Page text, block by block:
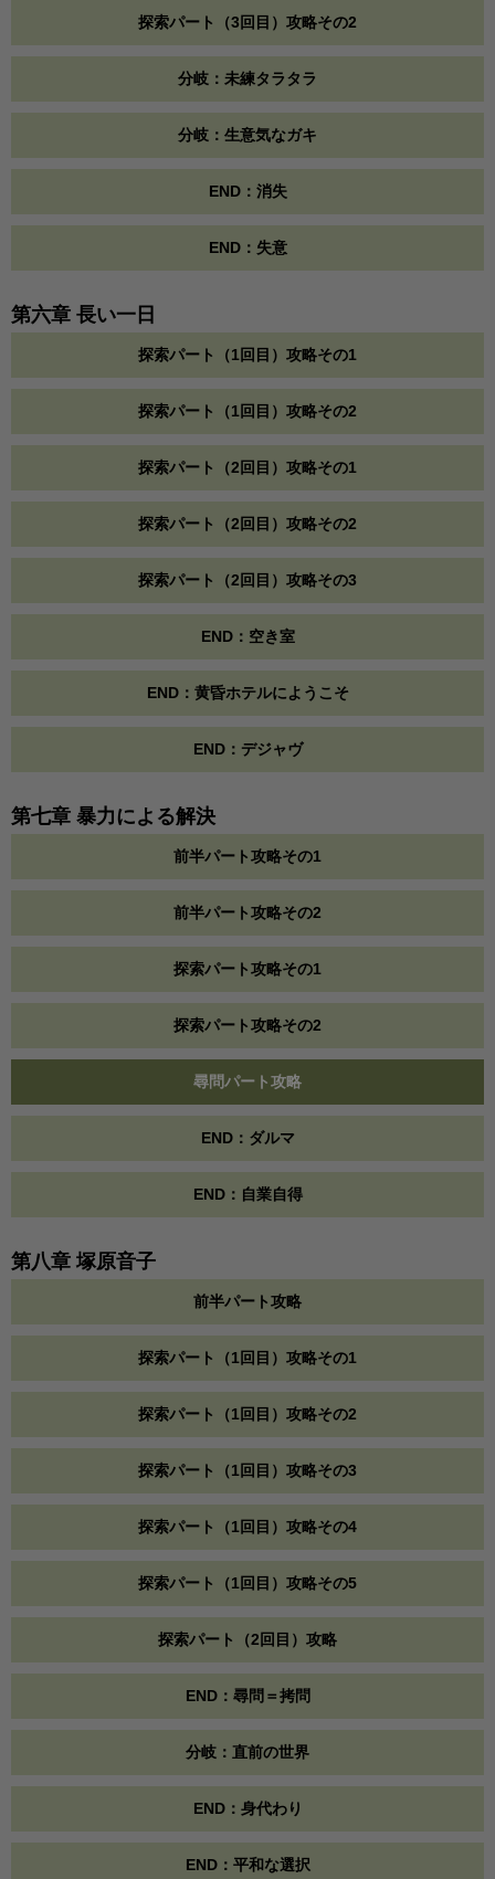
探索パート（3回目）攻略その2
分岐：未練タラタラ
分岐：生意気なガキ
END：消失
END：失意
第六章 長い一日
探索パート（1回目）攻略その1
探索パート（1回目）攻略その2
探索パート（2回目）攻略その1
探索パート（2回目）攻略その2
探索パート（2回目）攻略その3
END：空き室
END：黄昏ホテルにようこそ
END：デジャヴ
第七章 暴力による解決
前半パート攻略その1
前半パート攻略その2
探索パート攻略その1
探索パート攻略その2
尋問パート攻略
END：ダルマ
END：自業自得
第八章 塚原音子
前半パート攻略
探索パート（1回目）攻略その1
探索パート（1回目）攻略その2
探索パート（1回目）攻略その3
探索パート（1回目）攻略その4
探索パート（1回目）攻略その5
探索パート（2回目）攻略
END：尋問＝拷問
分岐：直前の世界
END：身代わり
END：平和な選択